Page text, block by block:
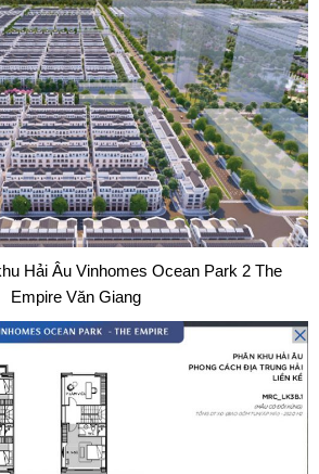
Hải Âu Vinhomes Ocean Park 2 The
Empire Văn Giang